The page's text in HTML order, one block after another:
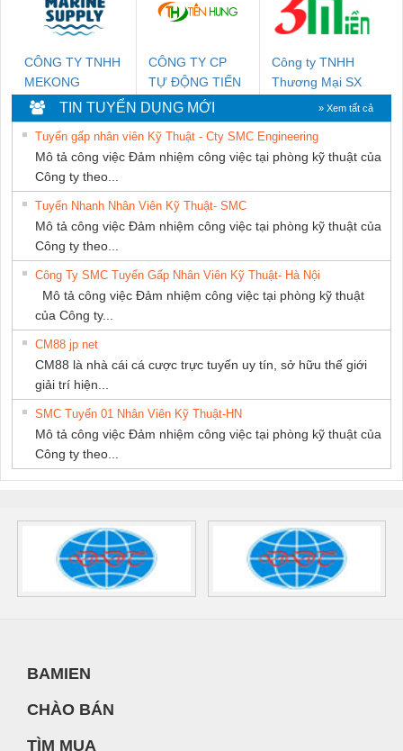
CÔNG TY TNHH
MEKONG
MARINE SUPPLY
CÔNG TY CP
TỰ ĐỘNG TIẾN
HƯNG
Công ty TNHH
Thương Mại SX
TIN TUYỂN DỤNG MỚI » Xem tất cả
Tuyển gấp nhân viên Kỹ Thuật - Cty SMC Engineering
Mô tả công việc Đảm nhiệm công việc tại phòng kỹ thuật của
Công ty theo...
Tuyển Nhanh Nhân Viên Kỹ Thuật- SMC
Mô tả công việc Đảm nhiệm công việc tại phòng kỹ thuật của
Công ty theo...
Công Ty SMC Tuyển Gấp Nhân Viên Kỹ Thuật- Hà Nội
Mô tả công việc Đảm nhiệm công việc tại phòng kỹ thuật
của Công ty...
CM88 jp net
CM88 là nhà cái cá cược trực tuyến uy tín, sở hữu thế giới
giải trí hiện...
SMC Tuyển 01 Nhân Viên Kỹ Thuật-HN
Mô tả công việc Đảm nhiệm công việc tại phòng kỹ thuật của
Công ty theo...
BAMIEN
CHÀO BÁN
TÌM MUA